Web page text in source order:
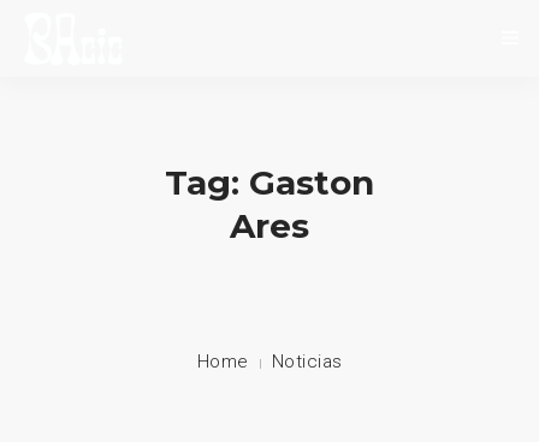
Tag: Gaston
Ares
Home Noticias